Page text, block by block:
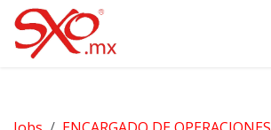
Skip to Content